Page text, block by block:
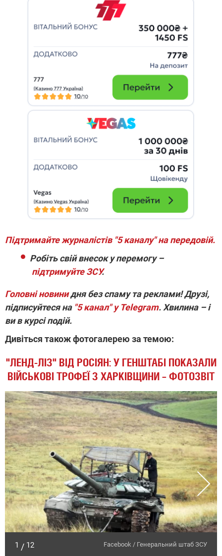
Підтримайте журналістів "5 каналу" на передовій.
Робіть свій внесок у перемогу –
підтримуйте ЗСУ.
Головні новинидня без спаму та реклами! Друзі,
підписуйтеся на "5 канал" у Telegram. Хвилина – і
ви в курсі подій.
Дивіться також фотогалерею за темою:
"ЛЕНД-ЛІЗ" ВІД РОСІЯН: У ГЕНШТАБІ ПОКАЗАЛИ
ВІЙСЬКОВІ ТРОФЕЇ З ХАРКІВЩИНИ – ФОТОЗВІТ
1 / 12 Facebook / Генеральний штаб ЗСУ